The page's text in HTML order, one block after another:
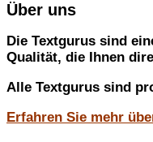
Über uns
Die Textgurus sind
Qualität, die Ihnen
Alle Textgurus sind
Erfahren Sie mehr